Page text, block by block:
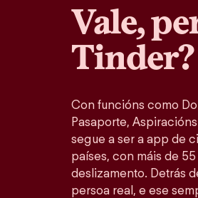
Vale,
Tinder?
Con funcións como
Pasaporte,
segue a ser a app de
países, con máis de
deslizamento. Detrás
persoa real, e ese